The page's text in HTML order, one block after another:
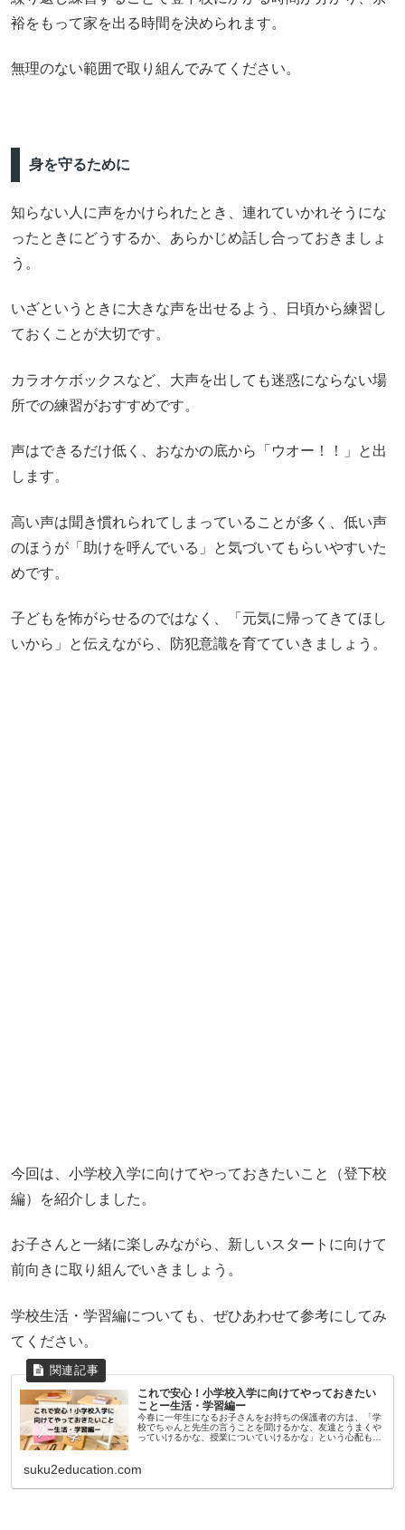
裕をもって家を出る時間を決められます。
無理のない範囲で取り組んでみてください。
身を守るために
知らない人に声をかけられたとき、連れていかれそうにな
ったときにどうするか、あらかじめ話し合っておきましょ
う。
いざというときに大きな声を出せるよう、日頃から練習し
ておくことが大切です。
カラオケボックスなど、大声を出しても迷惑にならない場
所での練習がおすすめです。
声はできるだけ低く、おなかの底から「ウオー！！」と出
します。
高い声は聞き慣れられてしまっていることが多く、低い声
のほうが「助けを呼んでいる」と気づいてもらいやすいた
めです。
子どもを怖がらせるのではなく、「元気に帰ってきてほし
いから」と伝えながら、防犯意識を育てていきましょう。
今回は、小学校入学に向けてやっておきたいこと（登下校
編）を紹介しました。
お子さんと一緒に楽しみながら、新しいスタートに向けて
前向きに取り組んでいきましょう。
学校生活・学習編についても、ぜひあわせて参考にしてみ
てください。
これで安心！小学校入学に向けてやっておきたい
ことー生活・学習編ー
今春に一年生になるお子さんをお持ちの保護者の方は、「学
校でちゃんと先生の言うことを聞けるかな、友達とうまくや
っていけるかな、授業についていけるかな」という心配もあ
タートできるように、できそうなことから少しずつ取り組ん
でみてください。
suku2education.com